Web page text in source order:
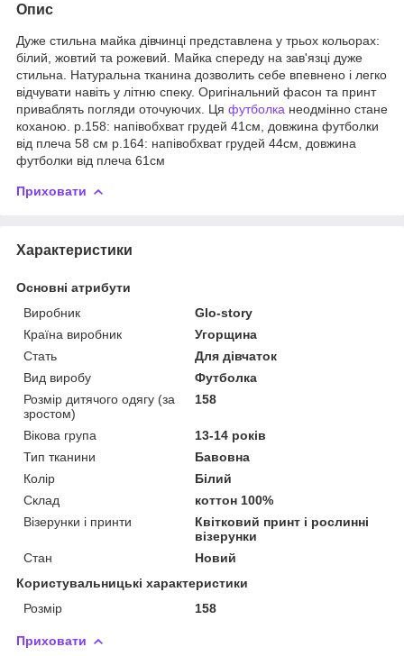
Опис
Дуже стильна майка дівчинці представлена ​​у трьох кольорах:
білий, жовтий та рожевий. Майка спереду на зав'язці дуже
стильна. Натуральна тканина дозволить себе впевнено і легко
відчувати навіть у літню спеку. Оригінальний фасон та принт
приваблять погляди оточуючих. Ця футболка неодмінно стане
коханою. р.158: напівобхват грудей 41см, довжина футболки
від плеча 58 см р.164: напівобхват грудей 44см, довжина
футболки від плеча 61см
Приховати
Характеристики
Основні атрибути
Виробник
Glo-story
Країна виробник
Угорщина
Стать
Для дівчаток
Вид виробу
Футболка
Розмір дитячого одягу (за
зростом)
158
Вікова група
13-14 років
Тип тканини
Бавовна
Колір
Білий
Склад
коттон 100%
Візерунки і принти
Квітковий принт і рослинні
візерунки
Стан
Новий
Користувальницькі характеристики
Розмір
158
Приховати